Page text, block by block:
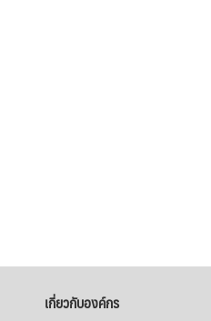
เกี่ยวกับองค์กร